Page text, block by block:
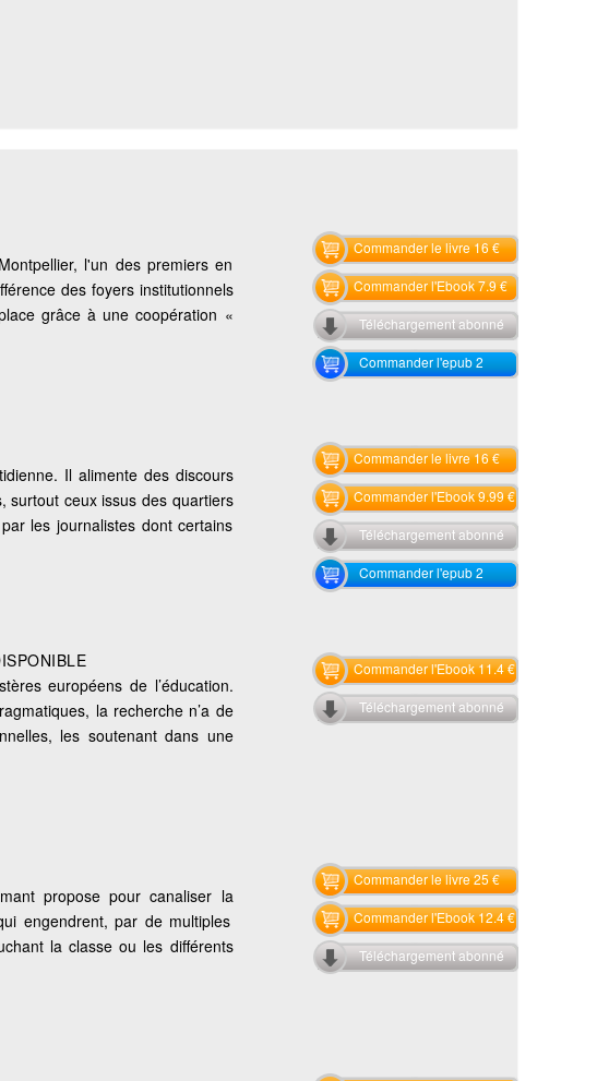
l'un des premiers en
des foyers institutionnels
grâce à une coopération «
Commander le livre 16 €
Commander l'Ebook 7.9 €
Téléchargement abonné
Commander l'epub 2
Il alimente des discours
surtout ceux issus des quartiers
les journalistes dont certains
Commander le livre 16 €
Commander l'Ebook 9.99 €
Téléchargement abonné
Commander l'epub 2
européens de l’éducation.
la recherche n’a de
les soutenant dans une
Commander l'Ebook 11.4 €
Téléchargement abonné
propose pour canaliser la
engendrent, par de multiples
la classe ou les différents
Commander le livre 25 €
Commander l'Ebook 12.4 €
Téléchargement abonné